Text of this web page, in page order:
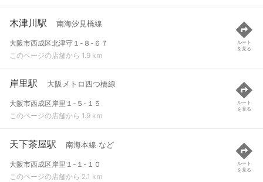
木津川駅 南海汐見橋線
大阪市西成区北津守１-８-６７
このページの店舗から 1.9 km
ルート
を見る
岸里駅 大阪メトロ四つ橋線
大阪市西成区岸里１-５-１５
このページの店舗から 1.9 km
ルート
を見る
天下茶屋駅 南海本線 など
大阪市西成区岸里１-１-１０
このページの店舗から 2.1 km
ルート
を見る